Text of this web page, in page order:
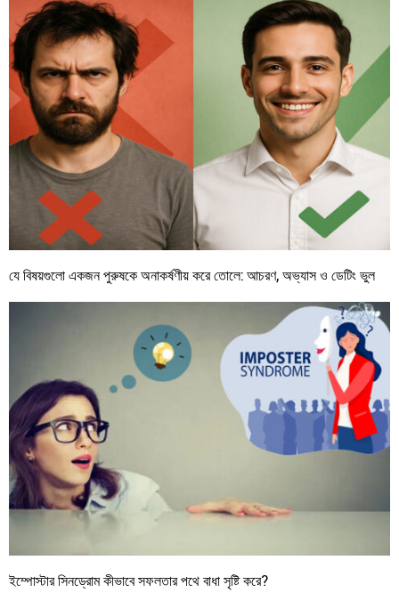
যে বিষয়গুলো একজন পুরুষকে অনাকর্ষণীয় করে তোলে: আচরণ, অভ্যাস ও ডেটিং ভুল
ইম্পোস্টার সিনড্রোম কীভাবে সফলতার পথে বাধা সৃষ্টি করে?